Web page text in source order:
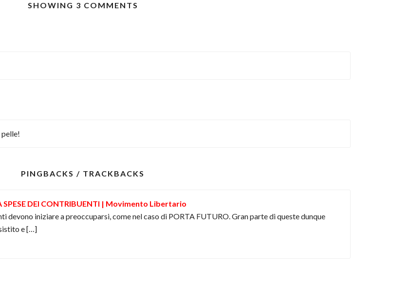
SHOWING 3 COMMENTS
PINGBACKS / TRACKBACKS
DEI CONTRIBUENTI | Movimento Libertario
iniziare a preoccuparsi, come nel caso di PORTA FUTURO. Gran parte di queste dunque
e […]